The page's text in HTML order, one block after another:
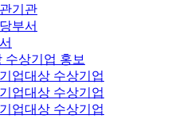
기관
부서
수상기업 홍보
업대상 수상기업
업대상 수상기업
업대상 수상기업